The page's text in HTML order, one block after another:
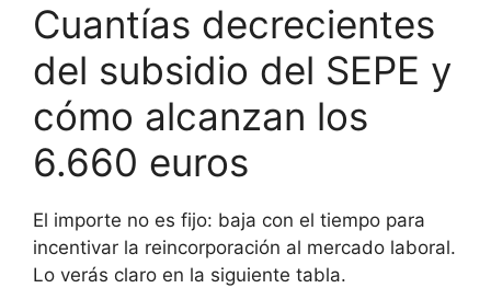
Cuantías decrecientes
del subsidio del SEPE y
cómo alcanzan los
6.660 euros
El importe no es fijo: baja con el tiempo para
incentivar la reincorporación al mercado laboral.
Lo verás claro en la siguiente tabla.